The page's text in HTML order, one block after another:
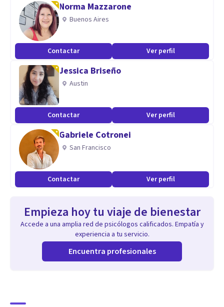
pareja y rendimiento deportivo y bienestar personal.
Norma Mazzarone
Buenos Aires
Contactar Ver perfil
Jessica Briseño
Austin
Contactar Ver perfil
Gabriele Cotronei
San Francisco
Contactar Ver perfil
Empieza hoy tu viaje de bienestar
Accede a una amplia red de psicólogos calificados. Empatía y
experiencia a tu servicio.
Encuentra profesionales